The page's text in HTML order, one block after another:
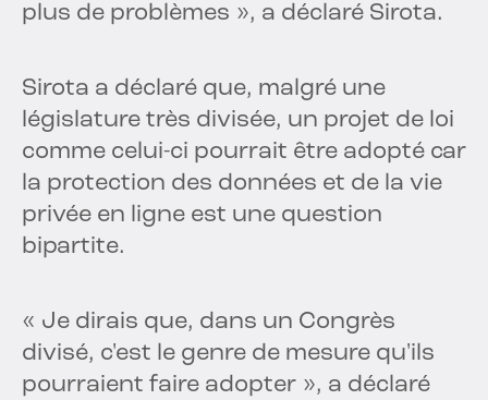
plus de problèmes », a déclaré Sirota.
Sirota a déclaré que, malgré une
législature très divisée, un projet de loi
comme celui-ci pourrait être adopté car
la protection des données et de la vie
privée en ligne est une question
bipartite.
« Je dirais que, dans un Congrès
divisé, c'est le genre de mesure qu'ils
pourraient faire adopter », a déclaré